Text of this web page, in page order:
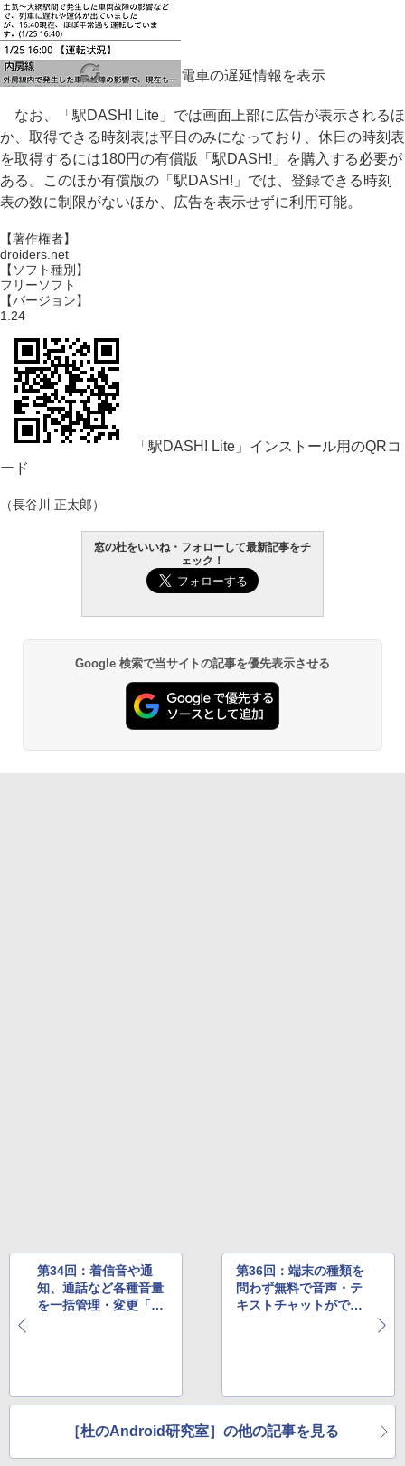
電車の遅延情報を表示
なお、「駅DASH! Lite」では画面上部に広告が表示されるほ
か、取得できる時刻表は平日のみになっており、休日の時刻表
を取得するには180円の有償版「駅DASH!」を購入する必要が
ある。このほか有償版の「駅DASH!」では、登録できる時刻
表の数に制限がないほか、広告を表示せずに利用可能。
【著作権者】
droiders.net
【ソフト種別】
フリーソフト
【バージョン】
1.24
「駅DASH! Lite」インストール用のQRコ
ード
（長谷川 正太郎）
窓の杜をいいね・フォローして最新記事をチ
ェック！
Google 検索で当サイトの記事を優先表示させる
第34回：着信音や通
知、通話など各種音量
を一括管理・変更「M
第36回：端末の種類を
問わず無料で音声・テ
キストチャットができ
［杜のAndroid研究室］の他の記事を見る